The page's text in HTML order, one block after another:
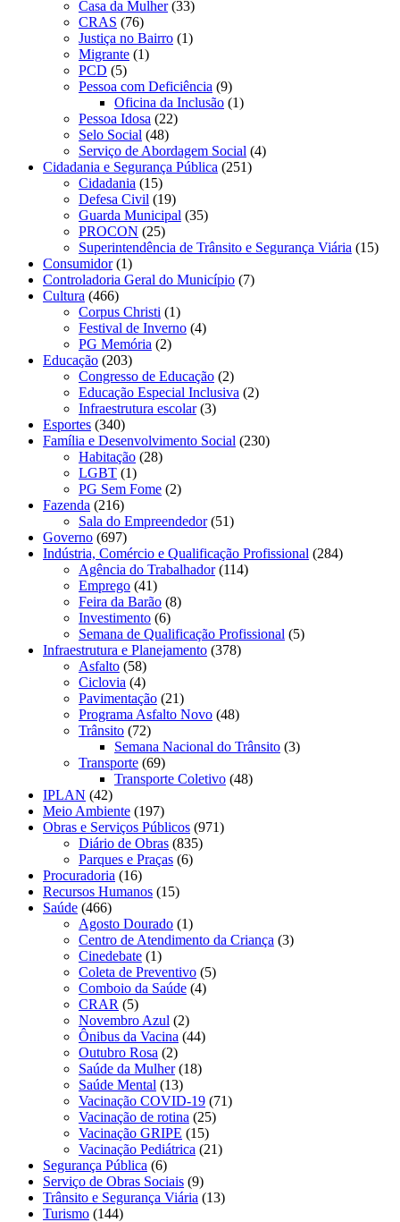
Casa da Mulher(33)
CRAS (76)
Justiça no Bairro (1)
Migrante (1)
PCD (5)
Pessoa com Deficiência (9)
Oficina da Inclusão (1)
Pessoa Idosa (22)
Selo Social (48)
Serviço de Abordagem Social (4)
Cidadania e Segurança Pública (251)
Cidadania (15)
Defesa Civil (19)
Guarda Municipal (35)
PROCON (25)
Superintendência de Trânsito e Segurança Viária (15)
Consumidor(1)
Controladoria Geral do Município (7)
Cultura (466)
Corpus Christi (1)
Festival de Inverno (4)
PG Memória (2)
Educação (203)
Congresso de Educação (2)
Educação Especial Inclusiva (2)
Infraestrutura escolar(3)
Esportes (340)
Família e Desenvolvimento Social (230)
Habitação (28)
LGBT (1)
PG Sem Fome (2)
Fazenda (216)
Sala do Empreendedor(51)
Governo (697)
Indústria, Comércio e Qualificação Profissional (284)
Agência do Trabalhador(114)
Emprego (41)
Feira da Barão (8)
Investimento (6)
Semana de Qualificação Profissional (5)
Infraestrutura e Planejamento (378)
Asfalto (58)
Ciclovia (4)
Pavimentação (21)
Programa Asfalto Novo (48)
Trânsito (72)
Semana Nacional do Trânsito (3)
Transporte (69)
Transporte Coletivo (48)
IPLAN (42)
Meio Ambiente (197)
Obras e Serviços Públicos (971)
Diário de Obras (835)
Parques e Praças (6)
Procuradoria (16)
Recursos Humanos (15)
Saúde (466)
Agosto Dourado (1)
Centro de Atendimento da Criança (3)
Cinedebate (1)
Coleta de Preventivo (5)
Comboio da Saúde (4)
CRAR (5)
Novembro Azul (2)
Ônibus da Vacina (44)
Outubro Rosa (2)
Saúde da Mulher(18)
Saúde Mental (13)
Vacinação COVID-19 (71)
Vacinação de rotina (25)
Vacinação GRIPE (15)
Vacinação Pediátrica (21)
Segurança Pública (6)
Serviço de Obras Sociais (9)
Trânsito e Segurança Viária (13)
Turismo (144)